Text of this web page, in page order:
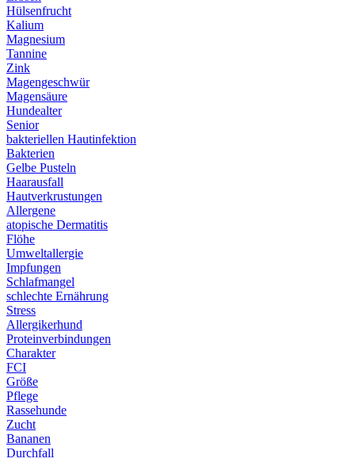
Hülsenfrucht
Kalium
Magnesium
Tannine
Zink
Magengeschwür
Magensäure
Hundealter
Senior
bakteriellen Hautinfektion
Bakterien
Gelbe Pusteln
Haarausfall
Hautverkrustungen
Allergene
atopische Dermatitis
Flöhe
Umweltallergie
Impfungen
Schlafmangel
schlechte Ernährung
Stress
Allergikerhund
Proteinverbindungen
Charakter
FCI
Größe
Pflege
Rassehunde
Zucht
Bananen
Durchfall